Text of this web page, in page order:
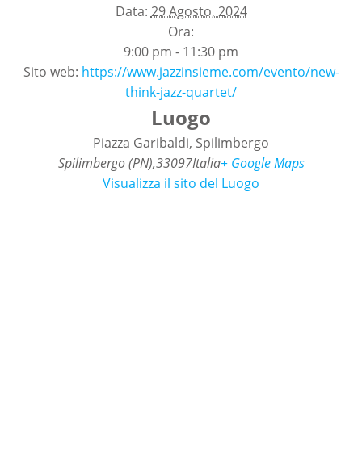
Data: 29 Agosto, 2024
Ora:
9:00 pm - 11:30 pm
Sito web: https://www.jazzinsieme.com/evento/new-
think-jazz-quartet/
Luogo
Piazza Garibaldi, Spilimbergo
Spilimbergo (PN),33097Italia+ Google Maps
Visualizza il sito del Luogo